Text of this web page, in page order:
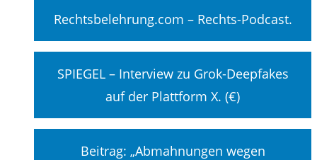
Rechtsbelehrung.com – Rechts-Podcast.
SPIEGEL – Interview zu Grok-Deepfakes
auf der Plattform X. (€)
Beitrag: „Abmahnungen wegen